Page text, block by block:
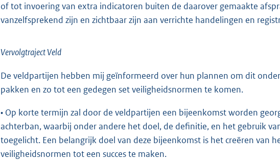
of tot invoering van extra indicatoren buiten de daarover gemaakte
vanzelfsprekend zijn en zichtbaar zijn aan verrichte handelingen en
Vervolgtraject Veld
De veldpartijen hebben mij geïnformeerd over hun plannen om dit
pakken en zo tot een gedegen set veiligheidsnormen te komen.
• Op korte termijn zal door de veldpartijen een bijeenkomst worden
achterban, waarbij onder andere het doel, de definitie, en het gebruik
toegelicht. Een belangrijk doel van deze bijeenkomst is het creëren van
veiligheidsnormen tot een succes te maken.